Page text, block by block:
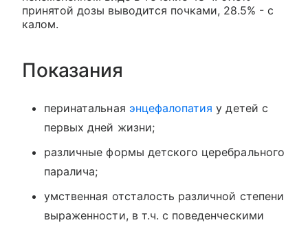
принятой дозы выводится почками, 28.5% - с
калом.
Показания
перинатальная энцефалопатия у детей c
первых дней жизни;
различные формы детского церебрального
паралича;
умственная отсталость различной степени
выраженности, в т.ч. с поведенческими